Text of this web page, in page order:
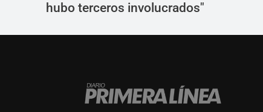
hubo terceros involucrados"